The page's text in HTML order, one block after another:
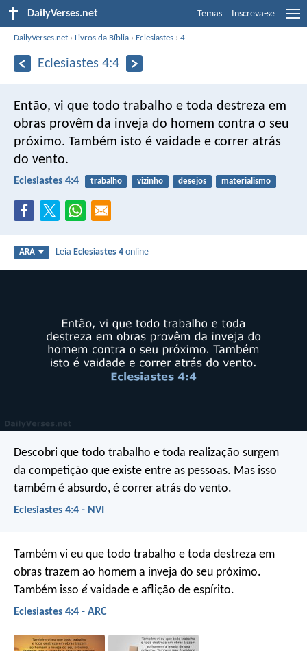
DailyVerses.net Temas Inscreva-se
DailyVerses.net ›Livros da Bíblia › Eclesiastes ›4
Eclesiastes 4:4
Então, vi que todo trabalho e toda destreza em
obras provêm da inveja do homem contra o seu
próximo. Também isto é vaidade e correr atrás
do vento.
Eclesiastes 4:4 trabalho vizinho desejos materialismo
ARA LeiaEclesiastes 4 online
Descobri que todo trabalho e toda realização surgem
da competição que existe entre as pessoas. Mas isso
também é absurdo, é correr atrás do vento.
Eclesiastes 4:4 - NVI
Também vi eu que todo trabalho e toda destreza em
obras trazem ao homem a inveja do seu próximo.
Também isso é vaidade e aflição de espírito.
Eclesiastes 4:4 - ARC